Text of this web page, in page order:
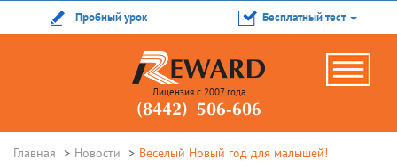
Пробный урок Бесплатный тест
Лицензия с 2007 года
(8442) 506-606
Главная Новости Веселый Новый год для малышей!